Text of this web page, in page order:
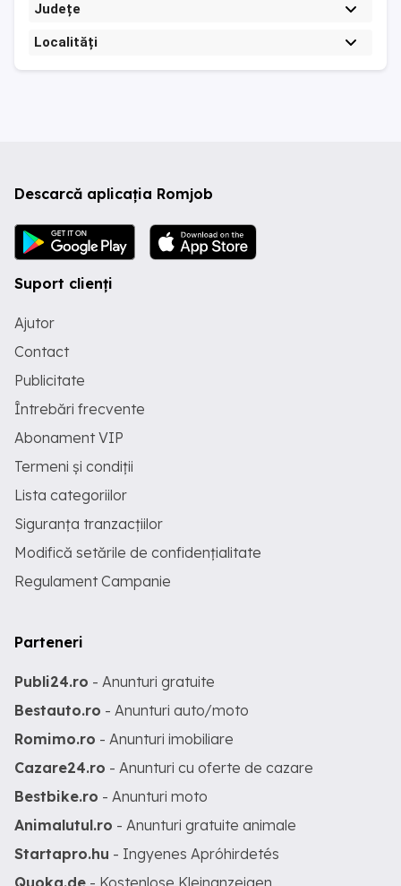
Județe
Localități
Descarcă aplicația Romjob
Suport clienți
Ajutor
Contact
Publicitate
Întrebări frecvente
Abonament VIP
Termeni și condiții
Lista categoriilor
Siguranța tranzacțiilor
Modifică setările de confidențialitate
Regulament Campanie
Parteneri
Publi24.ro - Anunturi gratuite
Bestauto.ro - Anunturi auto/moto
Romimo.ro - Anunturi imobiliare
Cazare24.ro - Anunturi cu oferte de cazare
Bestbike.ro - Anunturi moto
Animalutul.ro - Anunturi gratuite animale
Startapro.hu - Ingyenes Apróhirdetés
Quoka.de - Kostenlose Kleinanzeigen